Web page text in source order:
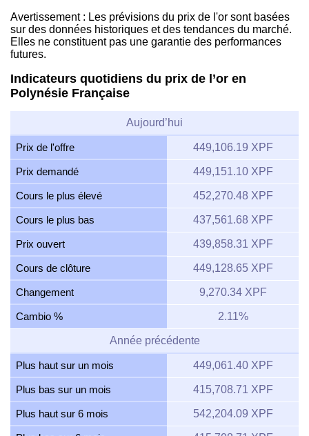
Avertissement : Les prévisions du prix de l'or sont basées
sur des données historiques et des tendances du marché.
Elles ne constituent pas une garantie des performances
futures.
Indicateurs quotidiens du prix de l’or en
Polynésie Française
Aujourd’hui
Prix de l'offre 449,106.19 XPF
Prix demandé 449,151.10 XPF
Cours le plus élevé 452,270.48 XPF
Cours le plus bas 437,561.68 XPF
Prix ouvert 439,858.31 XPF
Cours de clôture 449,128.65 XPF
Changement 9,270.34 XPF
Cambio % 2.11%
Année précédente
Plus haut sur un mois 449,061.40 XPF
Plus bas sur un mois 415,708.71 XPF
Plus haut sur 6 mois 542,204.09 XPF